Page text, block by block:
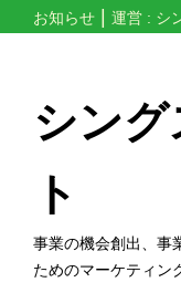
お知らせ 運営 : シ
シン
ト
事業の機会創出、事
ためのマーケティン